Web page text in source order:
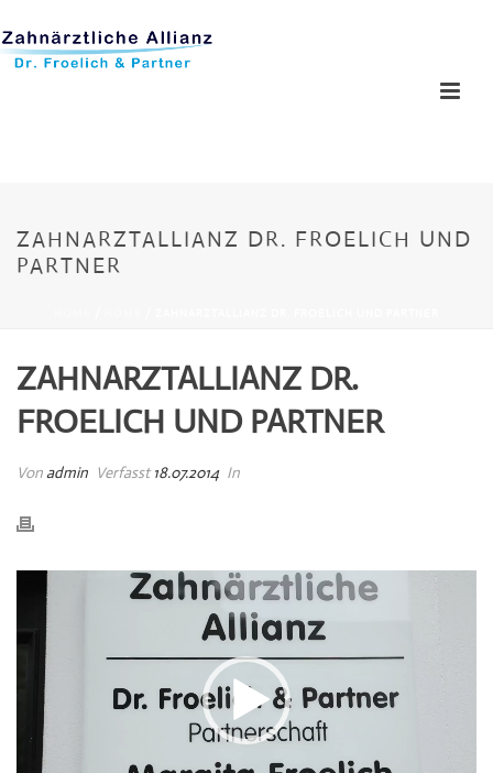
ZAHNARZTALLIANZ DR. FROELICH UND
PARTNER
ZAHNARZTALLIANZ DR.
FROELICH UND PARTNER
Vonadmin Verfasst18.07.2014 In
Video-
Player